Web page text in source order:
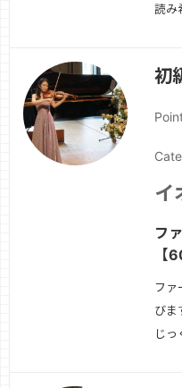
読み
初
イ
フ
【
ファ
びま
じっ